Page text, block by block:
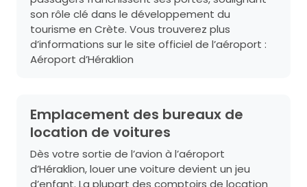
son rôle clé dans le développement du
tourisme en Crète. Vous trouverez plus
d’informations sur le site officiel de l’aéroport :
Aéroport d’Héraklion
Emplacement des bureaux de
location de voitures
Dès votre sortie de l’avion à l’aéroport
d’Héraklion, louer une voiture devient un jeu
d’enfant. La plupart des comptoirs de location